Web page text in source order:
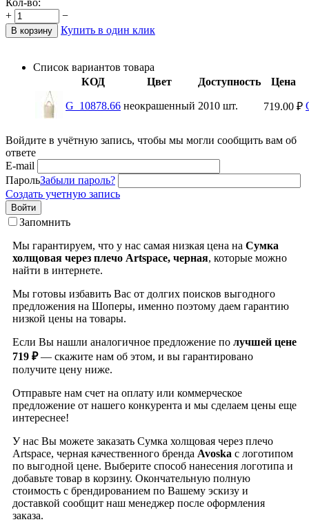
+
−
В корзину Купить в один клик
Список вариантов товара
КОД
Цвет Доступность Цена
G_10878.66 неокрашенный 2010 шт. 719.00 ₽
Войдите в учётную запись, чтобы мы могли сообщить вам об
ответе
E-mail
ПарольЗабыли пароль?
Создать учетную запись
Войти
Запомнить
Мы гарантируем, что у нас самая низкая цена на Сумка
холщовая через плечо Artspace, черная, которые можно
найти в интернете.
Мы готовы избавить Вас от долгих поисков выгодного
предложения на Шоперы, именно поэтому даем гарантию
низкой цены на товары.
Если Вы нашли аналогичное предложение по лучшей цене
719 ₽— скажите нам об этом, и вы гарантировано
получите цену ниже.
Отправьте нам счет на оплату или коммерческое
предложение от нашего конкурента и мы сделаем цены еще
интереснее!
У нас Вы можете заказать Сумка холщовая через плечо
Artspace, черная качественного бренда Avoska с логотипом
по выгодной цене. Выберите способ нанесения логотипа и
добавьте товар в корзину. Окончательную полную
стоимость с брендированием по Вашему эскизу и
доставкой сообщит наш менеджер после оформления
заказа.